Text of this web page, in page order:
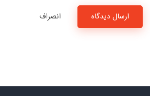
ارسال دیدگاه انصراف